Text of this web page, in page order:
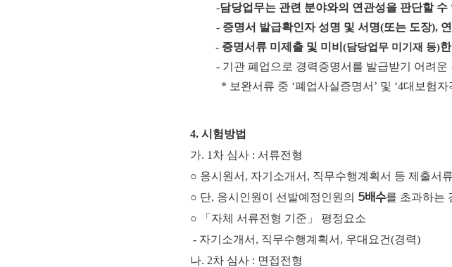
-담당업무는 관련 분야와의 연관성을 판단할 수
- 증명서 발급확인자 성명 및 서명(또는 도장),
- 증명서류 미제출 및 미비(담당업무 미기재 등)
- 기관 폐업으로 경력증명서를 발급받기 어려운
* 보완서류 중 ‘폐업사실증명서 ’ 및 ‘4대보험자
4. 시험방법
가. 1차 심사 : 서류전형
○ 응시원서, 자기소개서, 직무수행계획서 등 제출서
○ 단, 응시인원이 선발예정인원의 5배수를 초과하는
○ 「자체 서류전형 기준」 평정요소
- 자기소개서, 직무수행계획서, 우대요건(경력)
나. 2차 심사 : 면접전형